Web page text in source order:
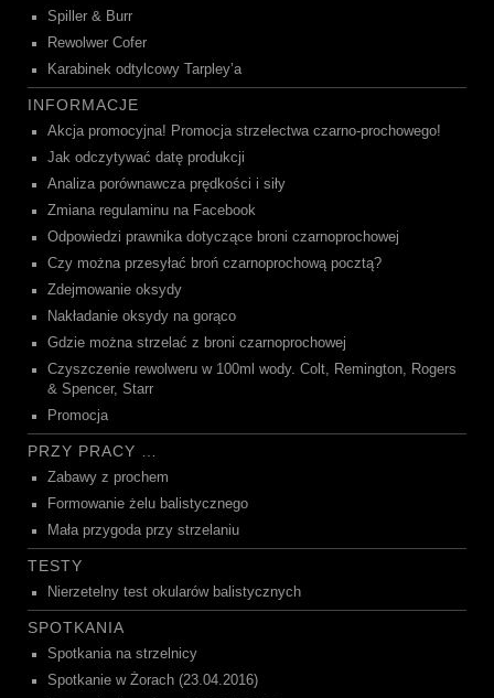
Spiller & Burr
Rewolwer Cofer
Karabinek odtylcowy Tarpley’a
INFORMACJE
Akcja promocyjna! Promocja strzelectwa czarno-prochowego!
Jak odczytywać datę produkcji
Analiza porównawcza prędkości i siły
Zmiana regulaminu na Facebook
Odpowiedzi prawnika dotyczące broni czarnoprochowej
Czy można przesyłać broń czarnoprochową pocztą?
Zdejmowanie oksydy
Nakładanie oksydy na gorąco
Gdzie można strzelać z broni czarnoprochowej
Czyszczenie rewolweru w 100ml wody. Colt, Remington, Rogers
& Spencer, Starr
Promocja
PRZY PRACY …
Zabawy z prochem
Formowanie żelu balistycznego
Mała przygoda przy strzelaniu
TESTY
Nierzetelny test okularów balistycznych
SPOTKANIA
Spotkania na strzelnicy
Spotkanie w Żorach (23.04.2016)